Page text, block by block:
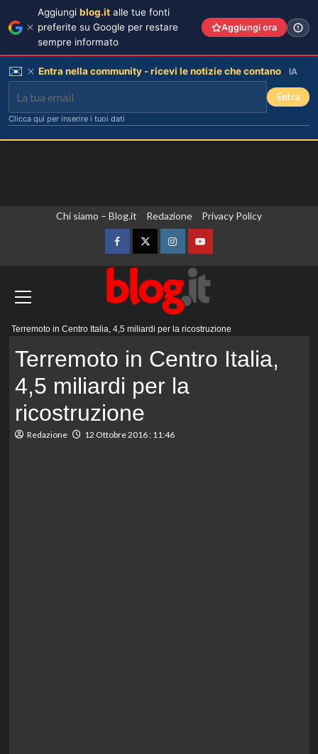
Chi siamo – Blog.it Redazione Privacy Policy
FacebookTwitterInstagramYouTube
Terremoto in Centro Italia, 4,5 miliardi per la ricostruzione
Terremoto in Centro Italia,
4,5 miliardi per la
ricostruzione
Redazione 12 Ottobre 2016 : 11:46
Aggiungi blog.it alle tue fonti
preferite su Google per restare
sempre informato
Aggiungi ora
✉️ Entra nella community - ricevi le notizie che contano IA
Entra
Clicca qui per inserire i tuoi dati